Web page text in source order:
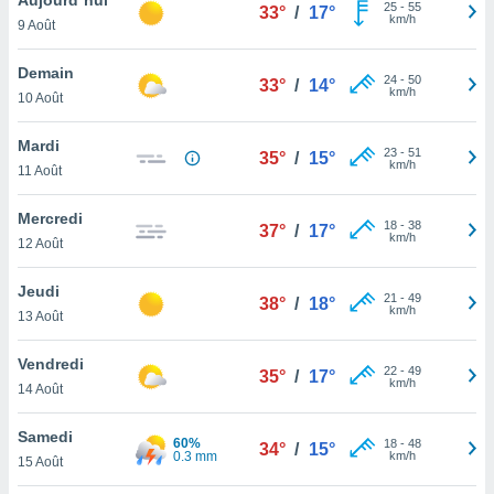
et
»,
au
vous
qu'ils
ou
le
ainsi
un
la
du
9 Août
33° / 17° 25- 55
km/h
Demain
10 Août
33° / 14° 24- 50
km/h
Mardi
11 Août
35° / 15° 23- 51
km/h
Mercredi
12 Août
37° / 17° 18- 38
km/h
Jeudi
13 Août
38° / 18° 21 - 49
km/h
Vendredi
14 Août
35° / 17° 22- 49
km/h
Samedi
15 Août
60%
0.3 mm
34° / 15° 18- 48
km/h